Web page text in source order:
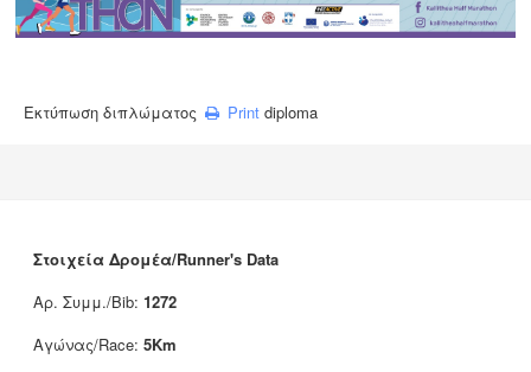
Εθελοντισμός
Αποτελέσματα
Εκτύπωση διπλώματος Print diploma
Στοιχεία Δρομέα/Runner's Data
Αρ. Συμμ./Bib: 1272
Αγώνας/Race: 5Km